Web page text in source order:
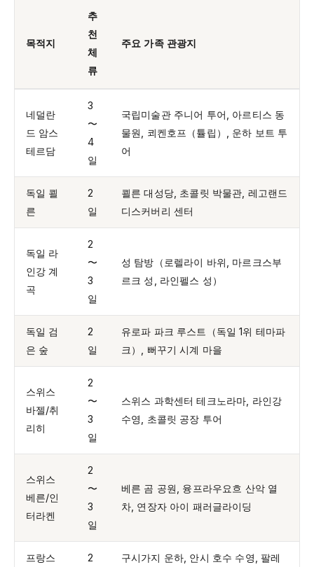
목적지
추
천
체
류
주요 가족 관광지
네덜란
드 암스
테르담
3
〜
4
일
국립미술관 주니어 투어, 아르티스 동
물원, 쾨켄호프（튤립）, 운하 보트 투
어
독일 쾰
른
2
일
쾰른 대성당, 초콜릿 박물관, 레고랜드
디스커버리 센터
독일 라
인강 계
곡
2
〜
3
일
성 탐방（로렐라이 바위, 마르크스부
르크 성, 라인펠스 성）
독일 검
은 숲
2
일
유로파 파크 루스트（독일 1위 테마파
크）, 뻐꾸기 시계 마을
스위스
바젤/취
리히
2
〜
3
일
스위스 과학센터 테크노라마, 라인강
수영, 초콜릿 공장 투어
스위스
베른/인
터라켄
2
〜
3
일
베른 곰 공원, 융프라우요흐 산악 열
차, 연장자 아이 패러글라이딩
프랑스
2
구시가지 운하, 안시 호수 수영, 팔레